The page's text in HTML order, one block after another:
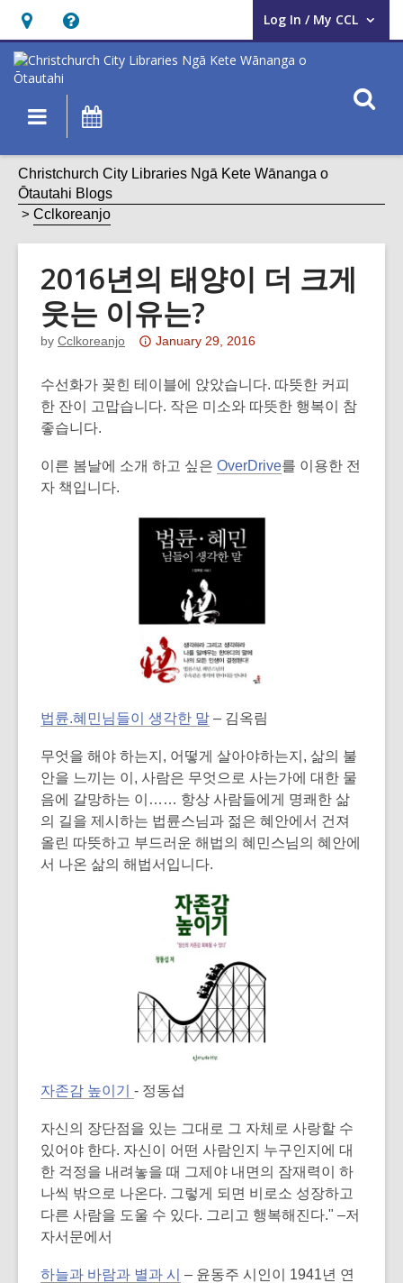
Hours
&
Location,
opens
overlay
Help,
opens
an
overlay
Log In / My CCL
User Log In / My CCL.
Main
navigation
Christchurch City Libraries Ngā Kete Wānanga o
Ōtautahi Blogs
Cclkoreanjo
2016년의 태양이 더 크게
웃는 이유는?
by Cclkoreanjo
Attention:
post
is
years
the
information
out
of
date.
January 29, 2016
수선화가 꽂힌 테이블에 앉았습니다. 따뜻한 커피
한 잔이 고맙습니다. 작은 미소와 따뜻한 행복이 참
좋습니다.
이른 봄날에 소개 하고 싶은 OverDrive를 이용한 전
자 책입니다.
o
p
e
n
s
a
n
법륜.혜민님들이 생각한 말 – 김옥림
무엇을 해야 하는지, 어떻게 살아야하는지, 삶의 불
안을 느끼는 이, 사람은 무엇으로 사는가에 대한 물
음에 갈망하는 이…… 항상 사람들에게 명쾌한 삶
의 길을 제시하는 법륜스님과 젊은 혜안에서 건져
올린 따뜻하고 부드러운 해법의 혜민스님의 혜안에
서 나온 삶의 해법서입니다.
o
p
e
n
s
a
n
w
자존감 높이기 - 정동섭
자신의 장단점을 있는 그대로 그 자체로 사랑할 수
있어야 한다. 자신이 어떤 사람인지 누구인지에 대
한 걱정을 내려놓을 때 그제야 내면의 잠재력이 하
나씩 밖으로 나온다. 그렇게 되면 비로소 성장하고
다른 사람을 도울 수 있다. 그리고 행복해진다." –저
자서문에서
하늘과 바람과 별과 시 – 윤동주 시인이 1941년 연